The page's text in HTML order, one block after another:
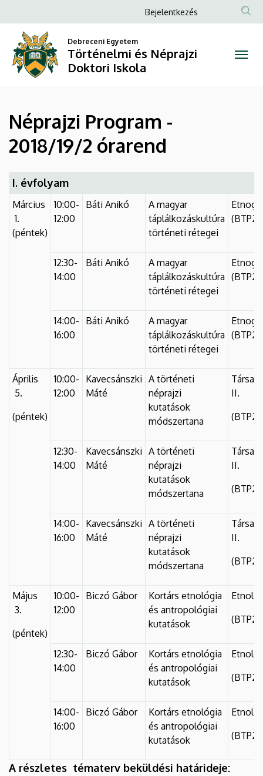
Program
2018/19/2
órarend
Történelmi
és
Néprajzi
Doktori
Iskola
a
tartalomra
Anonim
menüje
Bejelentkezés
Debreceni Egyetem
Történelmi és Néprajzi
Doktori Iskola
Néprajzi Program -
2018/19/2 órarend
I. évfolyam
Március
1.
(péntek)
10:00-
12:00
Báti Anikó
A magyar
táplálkozáskultúra
történeti rétegei
12:30-
14:00
Báti Anikó
A magyar
táplálkozáskultúra
történeti rétegei
14:00-
16:00
Báti Anikó
A magyar
táplálkozáskultúra
történeti rétegei
Április
5.
(péntek)
10:00-
12:00
Kavecsánszki
Máté
A történeti
néprajzi
kutatások
módszertana
II.
12:30-
14:00
Kavecsánszki
Máté
A történeti
néprajzi
kutatások
módszertana
II.
14:00-
16:00
Kavecsánszki
Máté
A történeti
néprajzi
kutatások
módszertana
II.
Május
3.
(péntek)
10:00-
12:00
Biczó Gábor
Kortárs etnológia
és antropológiai
kutatások
12:30-
14:00
Biczó Gábor
Kortárs etnológia
és antropológiai
kutatások
14:00-
16:00
Biczó Gábor
Kortárs etnológia
és antropológiai
kutatások
A részletes tématerv beküldési határideje: